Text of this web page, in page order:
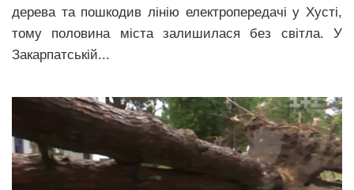
дерева та пошкодив лінію електропередачі у Хусті,
тому половина міста залишилася без світла. У
Закарпатській...